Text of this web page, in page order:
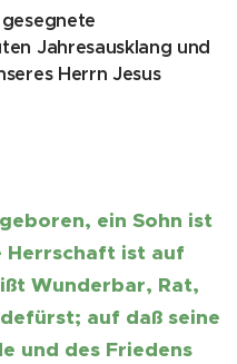
Jahresausklang und
Herrn Jesus
ein Sohn ist
Herrschaft ist auf
Wunderbar, Rat,
auf daß seine
und des Friedens